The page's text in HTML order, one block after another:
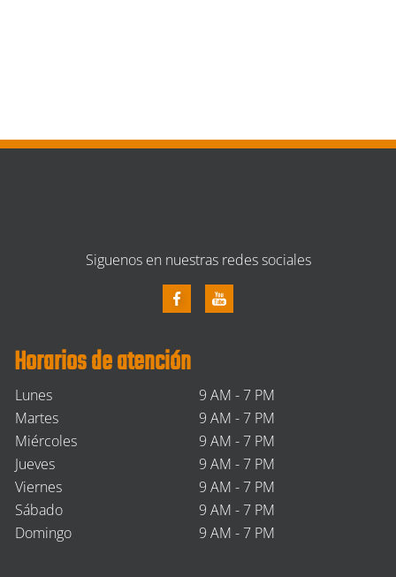
Siguenos en nuestras redes sociales
Horarios de atención
Lunes
9 AM - 7 PM
Martes
9 AM - 7 PM
Miércoles
9 AM - 7 PM
Jueves
9 AM - 7 PM
Viernes
9 AM - 7 PM
Sábado
9 AM - 7 PM
Domingo
9 AM - 7 PM